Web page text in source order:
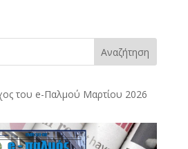
Αναζήτηση
του e-Παλμού Μαρτίου 2026